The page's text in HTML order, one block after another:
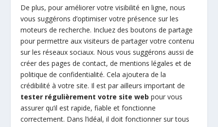
De plus, pour améliorer votre visibilité en ligne, nous
vous suggérons d’optimiser votre présence sur les
moteurs de recherche. Incluez des boutons de partage
pour permettre aux visiteurs de partager votre contenu
sur les réseaux sociaux. Nous vous suggérons aussi de
créer des pages de contact, de mentions légales et de
politique de confidentialité. Cela ajoutera de la
crédibilité à votre site. Il est par ailleurs important de
tester régulièrement votre site web pour vous
assurer qu’il est rapide, fiable et fonctionne
correctement. Dans l’idéal, il doit fonctionner sur tous